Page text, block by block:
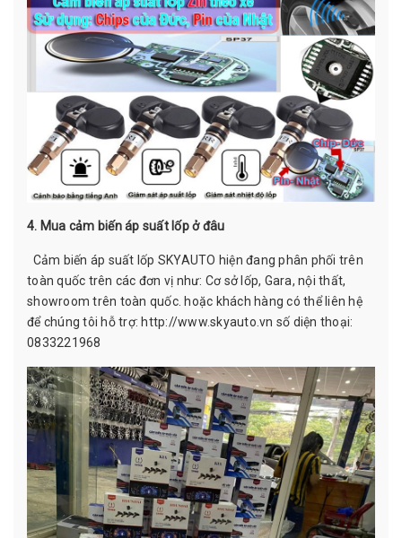
4. Mua cảm biến áp suất lốp ở đâu
Cảm biến áp suất lốp SKYAUTO hiện đang phân phối trên
toàn quốc trên các đơn vị như: Cơ sở lốp, Gara, nội thất,
showroom trên toàn quốc. hoặc khách hàng có thể liên hệ
để chúng tôi hỗ trợ:http://www.skyauto.vn số diện thoại:
0833221968